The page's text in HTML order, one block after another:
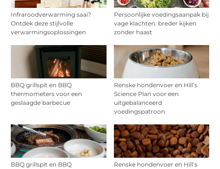
Infraroodverwarming saai?
Ontdek deze stijlvolle
verwarmingsoplossingen
Persoonlijke voedingsaanpak bij
vage klachten: breder kijken
zonder haast
BBQ grillspit en BBQ
thermometers voor een
geslaagde barbecue
Renske hondenvoer en Hill’s
Science Plan voor een
uitgebalanceerd
voedingspatroon
BBQ grillspit en BBQ
Renske hondenvoer en Hill’s